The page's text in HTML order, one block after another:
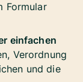
Formular
einfachen
Verordnung
und die